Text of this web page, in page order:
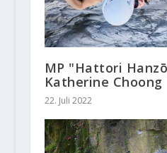
MP "Hattori
Katherine Choong
22. Juli 2022